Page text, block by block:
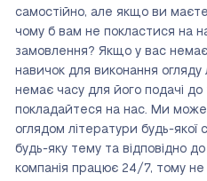
самостійно, але якщо ви
чому б вам не покластися на
замовлення? Якщо у вас
навичок для виконання
немає часу для його подачі до
покладайтеся на нас. Ми
оглядом літератури будь-якої
будь-яку тему та відповідно
компанія працює 24/7, тому